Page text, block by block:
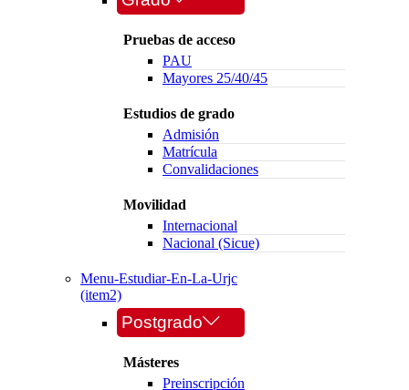
Pruebas de acceso
PAU
Mayores 25/40/45
Estudios de grado
Admisión
Matrícula
Convalidaciones
Movilidad
Internacional
Nacional (Sicue)
Menu-Estudiar-En-La-Urjc
(item2)
Postgrado
Másteres
Preinscripción